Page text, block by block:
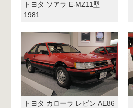
トヨタ ソアラ E-MZ11型
1981
トヨタ カローラ レビン AE86